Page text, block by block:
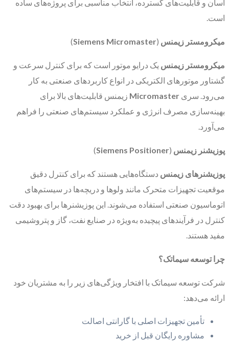
آسان و قابلیت‌های گسترده، انتخاب مناسبی برای پروژه‌های ساده
است.
میکرومستر زیمنس (
Siemens Micromaster
)
میکرومستر زیمنس یک درایو موتور است که برای کنترل سرعت و
گشتاور موتورهای الکتریکی در انواع کاربردهای صنعتی به کار
می‌رود. سری Micromaster زیمنس قابلیت‌های بالا برای
بهینه‌سازی مصرف انرژی و عملکرد سیستم‌های صنعتی را فراهم
می‌آورد.
پوزیشنر زیمنس (
Siemens Positioner
)
پوزیشنرهای زیمنس دستگاه‌هایی هستند که برای کنترل دقیق
موقعیت تجهیزات متحرک مانند ولوها و دریچه‌ها در سیستم‌های
اتوماسیون صنعتی استفاده می‌شوند. این پوزیشنرها برای بهبود دقت
کنترل در فرآیندهای پیچیده به‌ویژه در صنایع نفت، گاز و پتروشیمی
مفید هستند.
چرا توسعه سیماتک؟
شرکت توسعه سیماتک با افتخار ویژگی‌های زیر را به مشتریان خود
ارائه می‌دهد:
تأمین تجهیزات اصلی با گارانتی اصالت
مشاوره رایگان قبل از خرید